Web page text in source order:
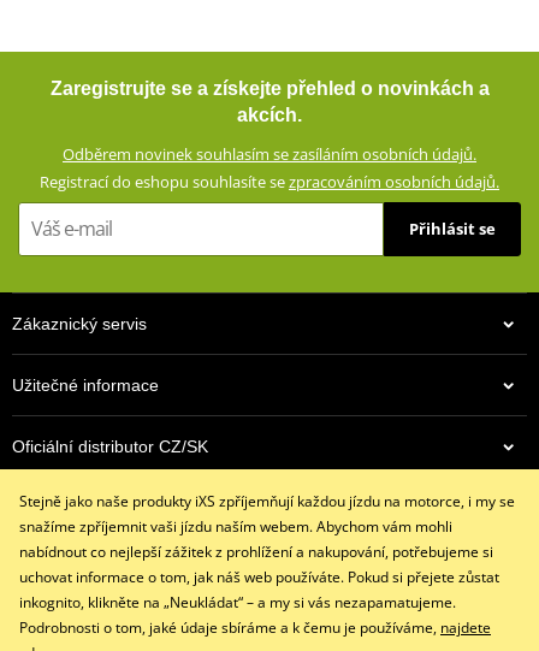
Pohodlné kalhoty z džínoviny s příměsí elastanu s praktickými
uzavíratelnými cargo kapsami na stehnech.
Kalhoty skvěle padnou, díky elastickým harmonikovým panelům
nad koleny a příměsi spandexu se dobře přizpůsobí jízdní pozici
na motocyklu a neomezují pohodlí jezdce.
Bezpečnost zajišťují panely z kevlaru a CE certifikované chrániče
Džíny s klasickými 5 kapsami
Ochranné panely: 60% aramid (Kevlar®) na impaktních
místech, 40% polyester
2 cargo kapsy na stechnech s uzavíráním na suché zipy
Strečové harmonikové panely na koleni
Síťová podšívka od pasu po kolena
Výškově nastavitelné vyjímatelné CE certifikované chrániče
Zaregistrujte se a získejte přehled o novinkách a
akcích.
Odběrem novinek souhlasím se zasíláním osobních údajů.
Registrací do eshopu souhlasíte sezpracováním osobních údajů.
Přihlásit se
Zákaznický servis
Užitečné informace
Oficiální distributor CZ/SK
Kontaktujte nás
info@ixs-motopoint.cz
Po - Pá (8:00 - 16:30)
Stejně jako naše produkty iXS zpříjemňují každou jízdu na motorce, i my se
snažíme zpříjemnit vaši jízdu naším webem. Abychom vám mohli
nabídnout co nejlepší zážitek z prohlížení a nakupování, potřebujeme si
uchovat informace o tom, jak náš web používáte. Pokud si přejete zůstat
inkognito, klikněte na „Neukládat“ – a my si vás nezapamatujeme.
Podrobnosti o tom, jaké údaje sbíráme a k čemu je používáme, najdete